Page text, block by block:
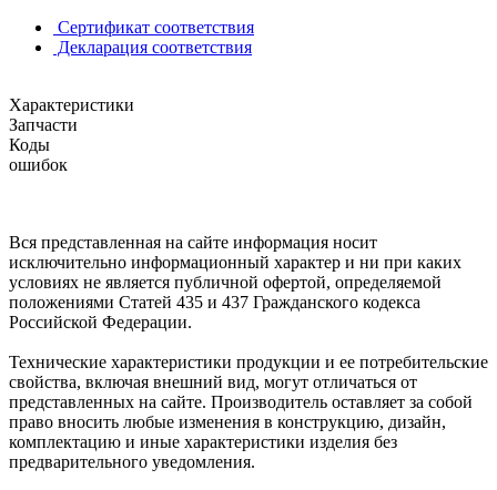
Сертификат соответствия
Декларация соответствия
Характеристики
Запчасти
Коды
ошибок
Вся представленная на сайте информация носит
исключительно информационный характер и ни при каких
условиях не является публичной офертой, определяемой
положениями Статей 435 и 437 Гражданского кодекса
Российской Федерации.
Технические характеристики продукции и ее потребительские
свойства, включая внешний вид, могут отличаться от
представленных на сайте. Производитель оставляет за собой
право вносить любые изменения в конструкцию, дизайн,
комплектацию и иные характеристики изделия без
предварительного уведомления.